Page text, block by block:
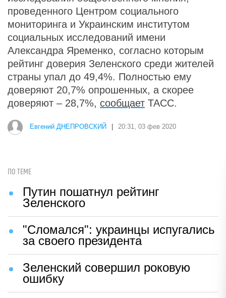
проведенного Центром социального
мониторинга и Украинским институтом
социальных исследований имени
Александра Яременко, согласно которым
рейтинг доверия Зеленского среди жителей
страны упал до 49,4%. Полностью ему
доверяют 20,7% опрошенных, а скорее
доверяют – 28,7%, сообщает ТАСС.
Евгений ДНЕПРОВСКИЙ 20:31, 03 фев 2020
ПО ТЕМЕ
Путин пошатнул рейтинг
Зеленского
"Сломался": украинцы испугались
за своего президента
Зеленский совершил роковую
ошибку